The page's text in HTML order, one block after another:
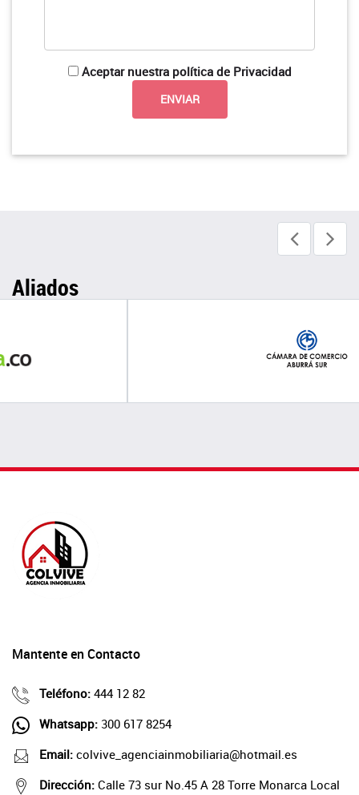
Aceptar nuestra política de Privacidad
Aliados
Mantente en Contacto
Teléfono: 444 12 82
Whatsapp: 300 617 8254
Email: colvive_agenciainmobiliaria@hotmail.es
Dirección: Calle 73 sur No.45 A 28 Torre Monarca Local